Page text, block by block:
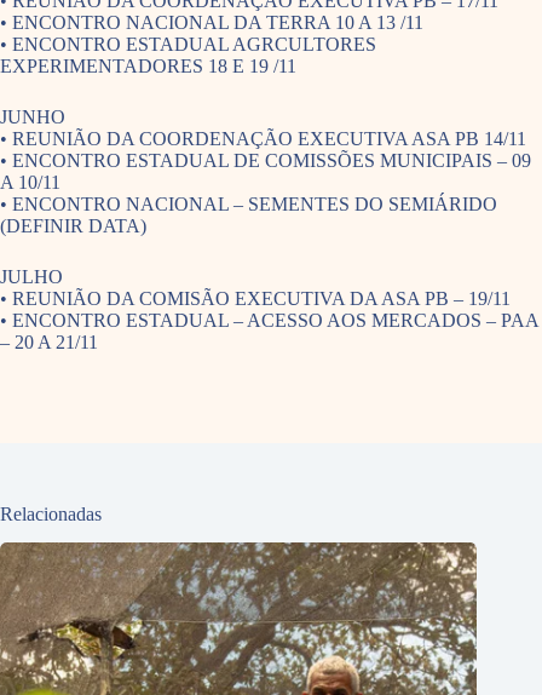
• ENCONTRO NACIONAL DA TERRA 10 A 13 /11
• ENCONTRO ESTADUAL AGRCULTORES
EXPERIMENTADORES 18 E 19 /11
JUNHO
• REUNIÃO DA COORDENAÇÃO EXECUTIVA ASA PB 14/11
• ENCONTRO ESTADUAL DE COMISSÕES MUNICIPAIS – 09
A 10/11
• ENCONTRO NACIONAL – SEMENTES DO SEMIÁRIDO
(DEFINIR DATA)
JULHO
• REUNIÃO DA COMISÃO EXECUTIVA DA ASA PB – 19/11
• ENCONTRO ESTADUAL – ACESSO AOS MERCADOS – PAA
– 20 A 21/11
Relacionadas